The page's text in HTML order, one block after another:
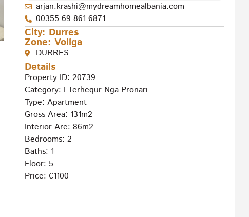
arjan.krashi@mydreamhomealbania.com
00355 69 861 6871
City: Durres
Zone: Vollga
DURRES
Details
Property ID: 20739
Category: I Terhequr Nga Pronari
Type: Apartment
Gross Area: 131m2
Interior Are: 86m2
Bedrooms: 2
Baths: 1
Floor: 5
Price: €1100